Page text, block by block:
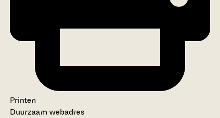
Printen
Duurzaam webadres